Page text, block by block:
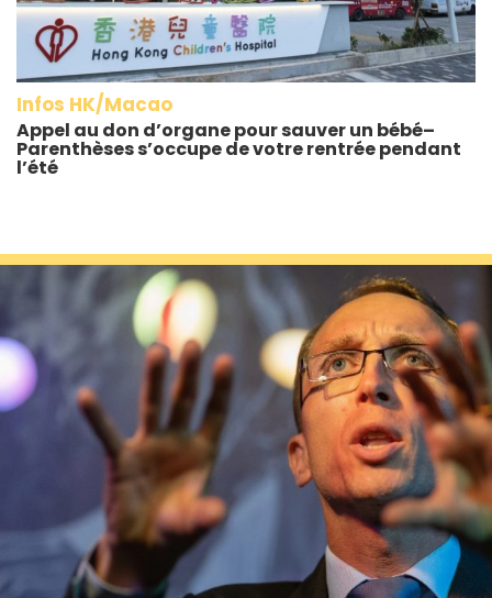
Infos HK/Macao
Appel au don d’organe pour sauver un bébé–
Parenthèses s’occupe de votre rentrée pendant
l’été